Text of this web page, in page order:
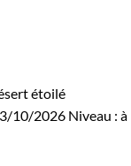
étoilé
10/2026 Niveau : à